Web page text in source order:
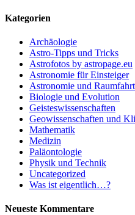
Kategorien
Archäologie
Astro-Tipps und Tricks
Astrofotos by astropage.eu
Astronomie für Einsteiger
Astronomie und Raumfahrt
Biologie und Evolution
Geisteswissenschaften
Geowissenschaften und
Mathematik
Medizin
Paläontologie
Physik und Technik
Uncategorized
Was ist eigentlich…?
Neueste Kommentare